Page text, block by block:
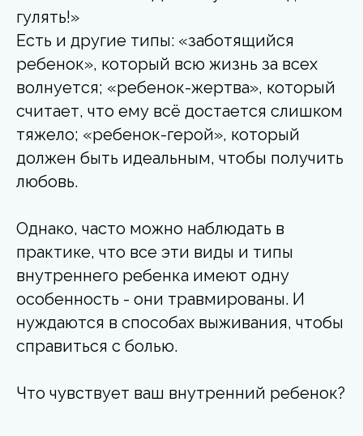
гулять!»
Есть и другие типы: «заботящийся
ребенок», который всю жизнь за всех
волнуется; «ребенок-жертва», который
считает, что ему всё достается слишком
тяжело; «ребенок-герой», который
должен быть идеальным, чтобы получить
любовь.
Однако, часто можно наблюдать в
практике, что все эти виды и типы
внутреннего ребенка имеют одну
особенность - они травмированы. И
нуждаются в способах выживания, чтобы
справиться с болью.
Что чувствует ваш внутренний ребенок?